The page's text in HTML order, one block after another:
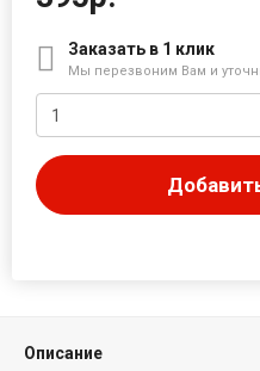
Заказать в 1 клик
Мы перезвоним Вам и
Описание